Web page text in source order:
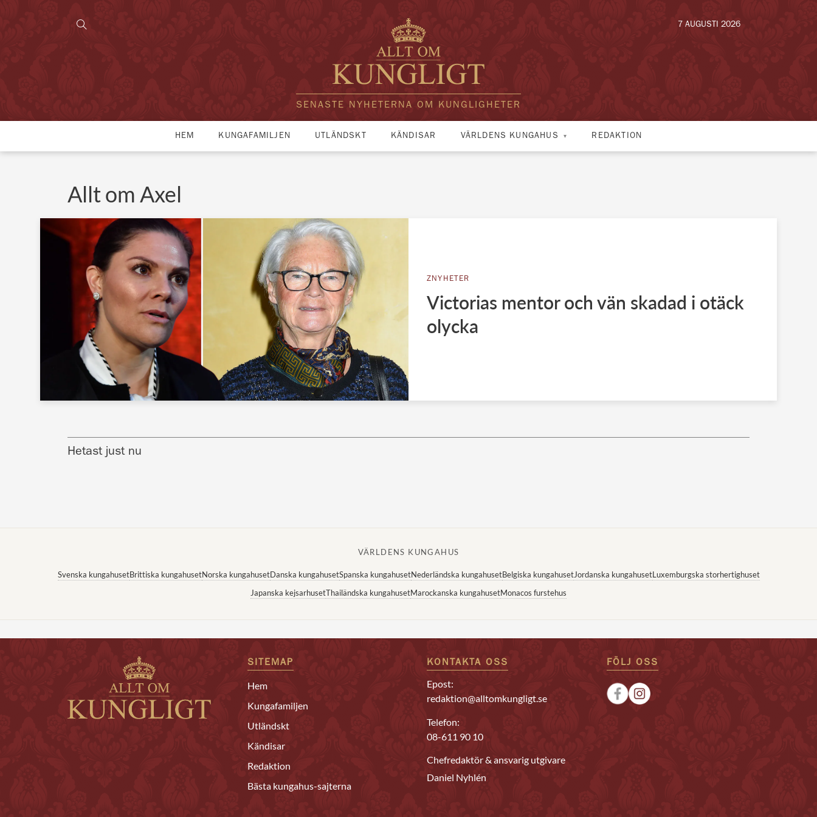
SENASTE NYHETERNA OM KUNGLIGHETER
7 AUGUSTI 2026
HEM KUNGAFAMILJEN UTLÄNDSKT KÄNDISAR VÄRLDENS KUNGAHUS REDAKTION
Allt om Axel
ZNYHETER
Victorias mentor och vän skadad i otäck
olycka
Hetast just nu
VÄRLDENS KUNGAHUS
Svenska kungahusetBrittiska kungahusetNorska kungahusetDanska kungahusetSpanska kungahusetNederländska kungahusetBelgiska kungahusetJordanska kungahusetLuxemburgska storhertighuset
Japanska kejsarhusetThailändska kungahusetMarockanska kungahusetMonacos furstehus
SITEMAP
Hem
Kungafamiljen
Utländskt
Kändisar
Redaktion
Bästa kungahus-sajterna
KONTAKTA OSS
Epost:
redaktion@alltomkungligt.se
Telefon:
08-611 90 10
Chefredaktör & ansvarig utgivare
Daniel Nyhlén
FÖLJ OSS